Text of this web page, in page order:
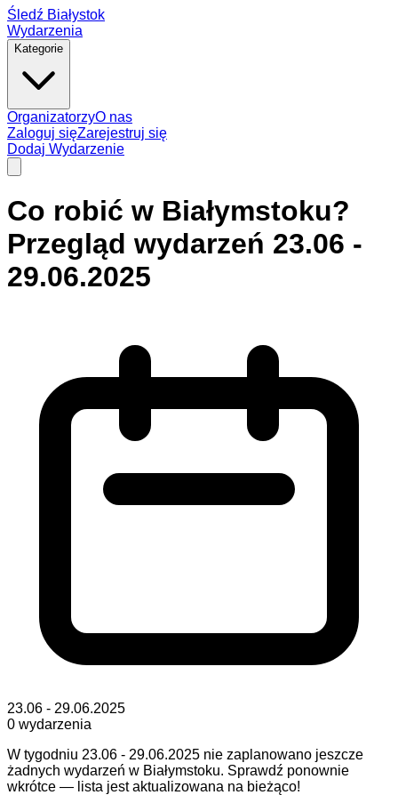
Śledź Białystok
Wydarzenia
Kategorie
OrganizatorzyO nas
Zaloguj sięZarejestruj się
Dodaj Wydarzenie
Co robić w Białymstoku?
Przegląd wydarzeń 23.06 -
29.06.2025
23.06 - 29.06.2025
0 wydarzenia
W tygodniu 23.06 - 29.06.2025 nie zaplanowano jeszcze
żadnych wydarzeń w Białymstoku. Sprawdź ponownie
wkrótce — lista jest aktualizowana na bieżąco!